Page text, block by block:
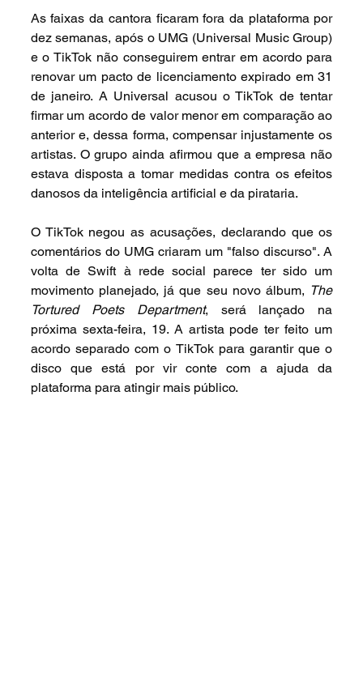
As faixas da cantora ficaram fora da plataforma por
dez semanas, após o UMG (Universal Music Group)
e o TikTok não conseguirem entrar em acordo para
renovar um pacto de licenciamento expirado em 31
de janeiro. A Universal acusou o TikTok de tentar
firmar um acordo de valor menor em comparação ao
anterior e, dessa forma, compensar injustamente os
artistas. O grupo ainda afirmou que a empresa não
estava disposta a tomar medidas contra os efeitos
danosos da inteligência artificial e da pirataria.
O TikTok negou as acusações, declarando que os
comentários do UMG criaram um "falso discurso". A
volta de Swift à rede social parece ter sido um
movimento planejado, já que seu novo álbum, The
Tortured Poets Department, será lançado na
próxima sexta-feira, 19. A artista pode ter feito um
acordo separado com o TikTok para garantir que o
disco que está por vir conte com a ajuda da
plataforma para atingir mais público.